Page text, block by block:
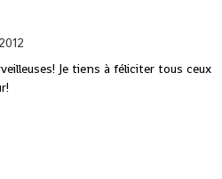
Je tiens à féliciter tous ceux